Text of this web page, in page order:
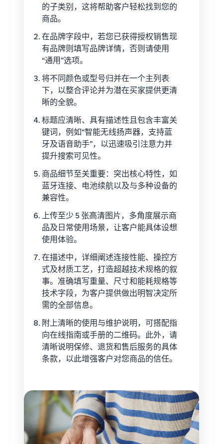
的子类别，这将帮助客户轻松找到您的
商品。
在品牌字段中，若您已获得授权销售现
有品牌则填写品牌详情，否则请使用
“通用”选项。
将不同颜色或型号归并在一个主列表
下，以整合评论并为潜在买家提供更清
晰的全貌。
标题应清晰、具有描述性且包含丰富关
键词，例如“智能无线扬声器，支持蓝
牙及语音助手”，以迅速吸引注意力并
提升搜索可见性。
商品细节至关重要：突出核心特性，如
蓝牙连接、电池续航以及与多种设备的
兼容性。
上传至少 5 张高清图片，多角度展示商
品及日常使用场景，让客户能具体设想
使用体验。
在描述中，详细阐述连接性能、操控方
式及材质工艺，打造超越技术规格的叙
事。准确填写重量、尺寸和能耗规格等
技术字段，为客户提供做出明智决定所
需的全部信息。
附上清晰的使用与维护说明，可搭配指
向在线指南或手册的二维码。此外，请
清晰说明保修、退货和售后服务的具体
条款，以此增强客户对您商品的信任。